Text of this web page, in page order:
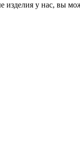
у нас, вы